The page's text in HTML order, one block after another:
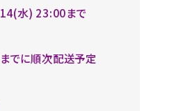
水) 23:00まで
に順次配送予定